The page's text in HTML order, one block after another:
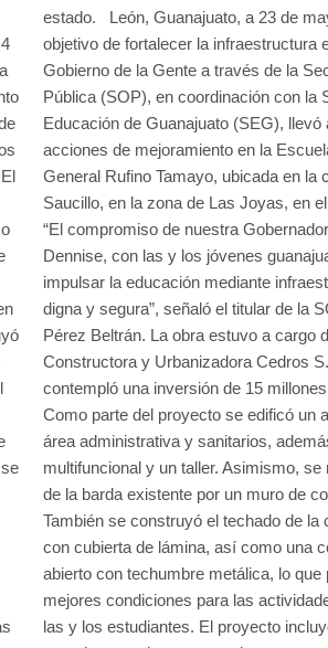
estado. León, Guanajuato, a 23 de
objetivo de fortalecer la infraestructura
Gobierno de la Gente a través de la
Pública (SOP), en coordinación con la
Educación de Guanajuato (SEG), llevó
acciones de mejoramiento en la
General Rufino Tamayo, ubicada en la
Saucillo, en la zona de Las Joyas, en
“El compromiso de nuestra
Dennise, con las y los jóvenes
impulsar la educación mediante
digna y segura”, señaló el titular de la
Pérez Beltrán. La obra estuvo a cargo
Constructora y Urbanizadora Cedros
contempló una inversión de 15
Como parte del proyecto se edificó un
área administrativa y sanitarios,
multifuncional y un taller. Asimismo,
de la barda existente por un muro de
También se construyó el techado de la
con cubierta de lámina, así como una
abierto con techumbre metálica, lo que
mejores condiciones para las
las y los estudiantes. El proyecto